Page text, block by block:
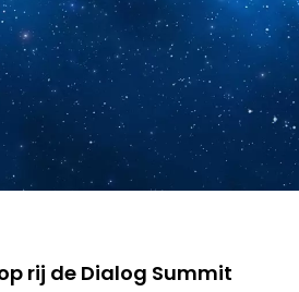
rij de Dialog Summit